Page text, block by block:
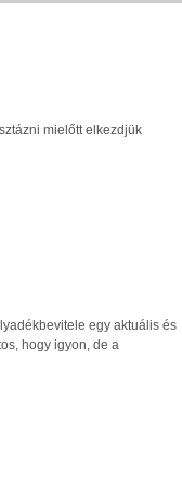
mielőtt elkezdjük
egy aktuális és
hogy igyon, de a